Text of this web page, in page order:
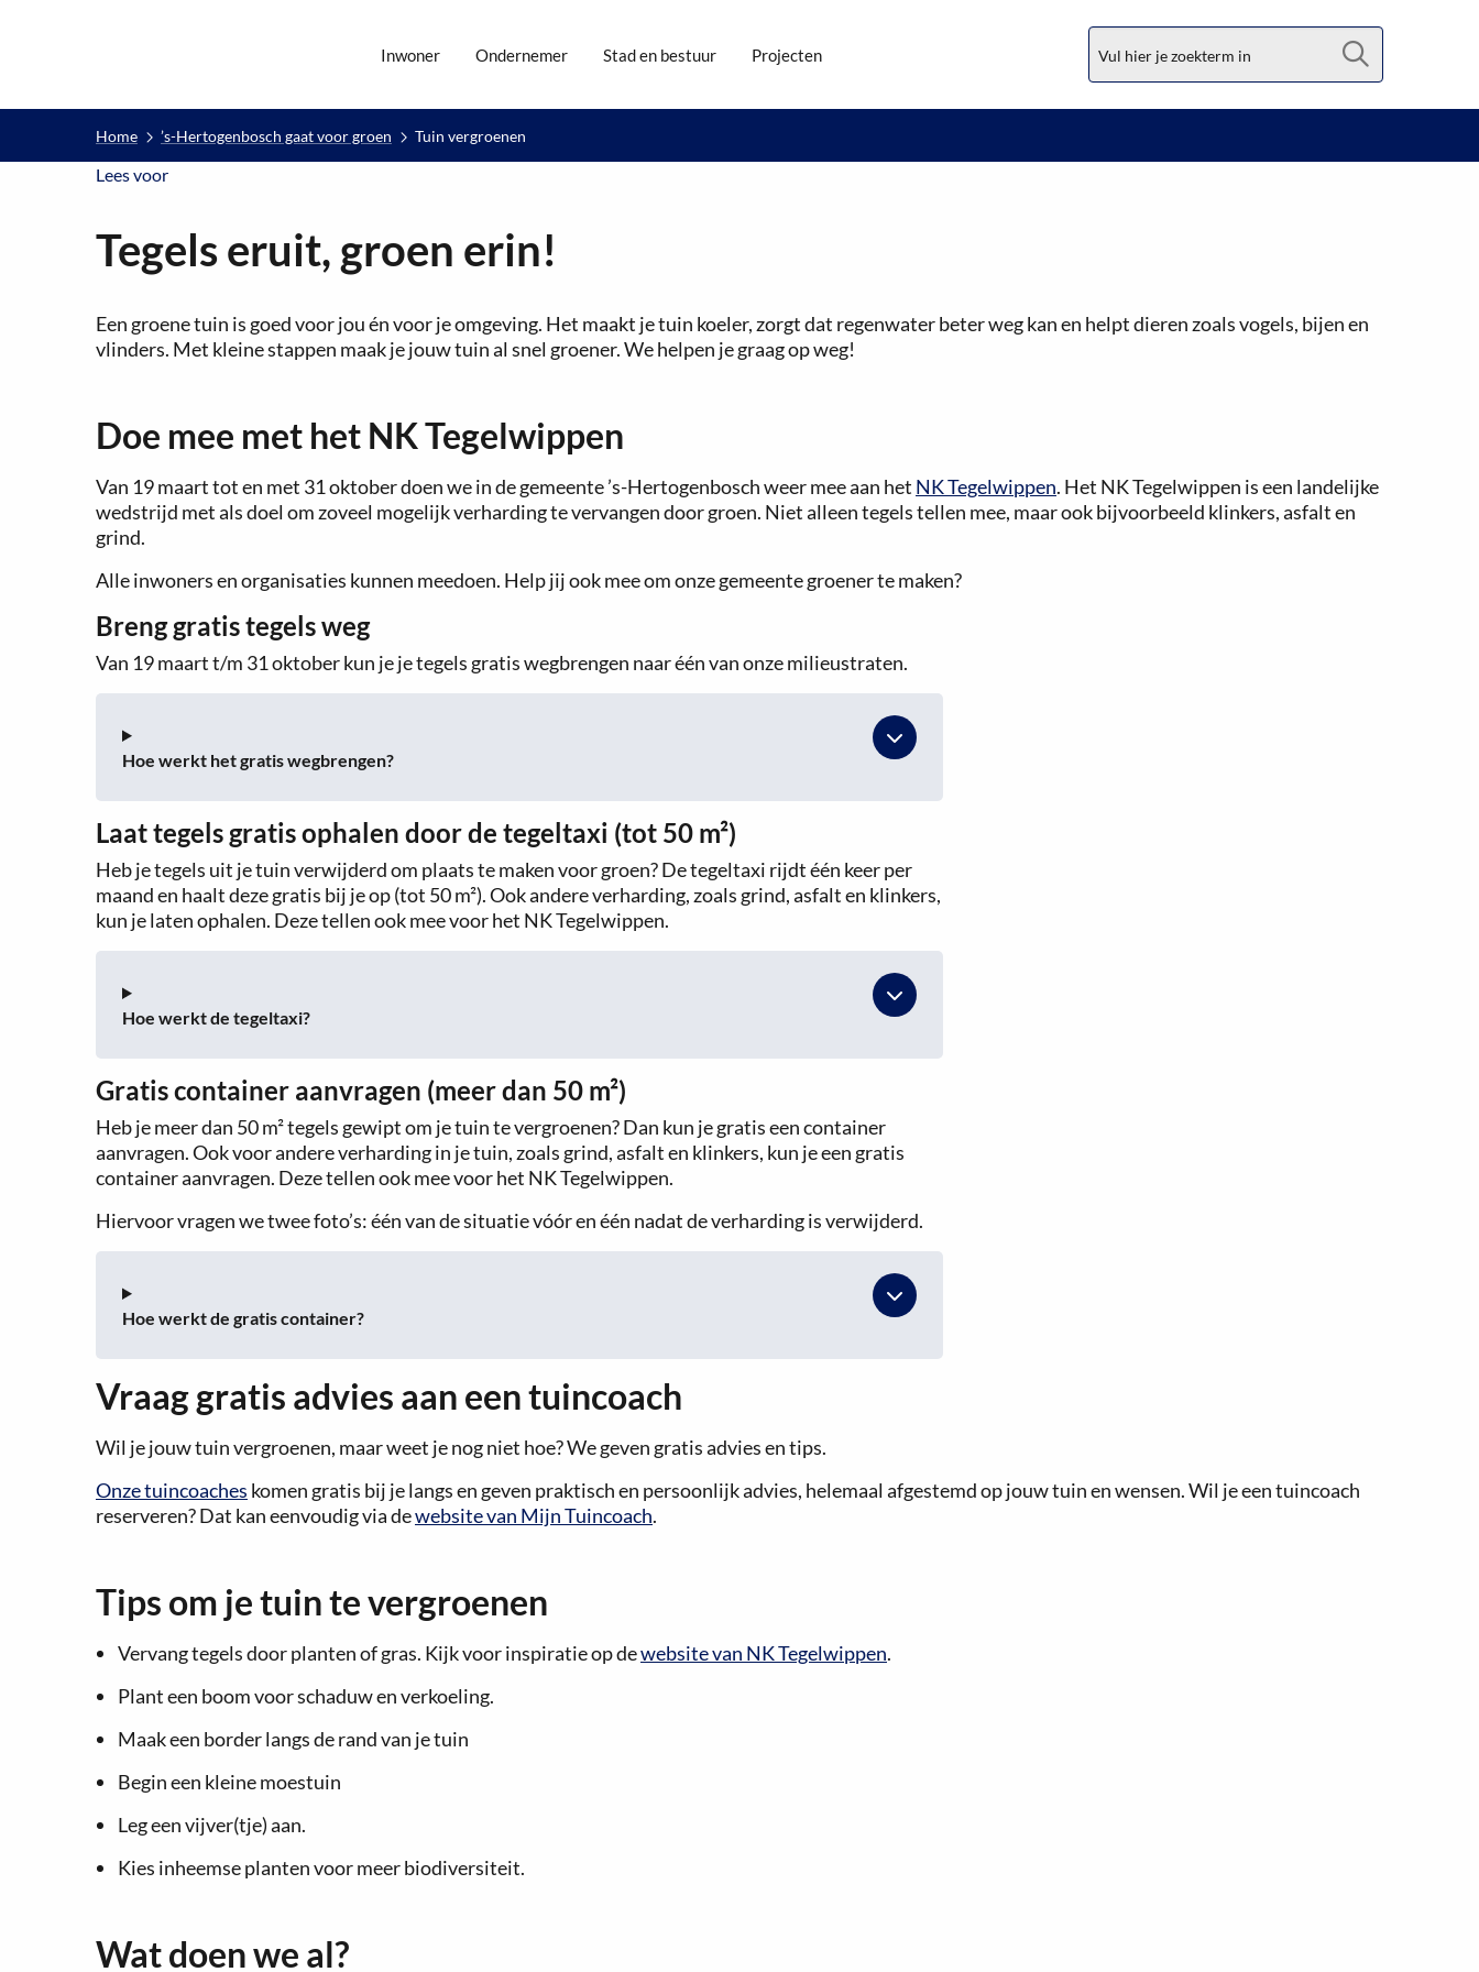
Inwoner Ondernemer Stad en bestuur Projecten
Home ’s-Hertogenbosch gaat voor groen Tuin vergroenen
Lees voorLees voor
Tegels eruit, groen erin!
Een groene tuin is goed voor jou én voor je omgeving. Het maakt je tuin koeler, zorgt dat regenwater beter weg kan en helpt dieren zoals vogels, bijen en
vlinders. Met kleine stappen maak je jouw tuin al snel groener. We helpen je graag op weg!
Doe mee met het NK Tegelwippen
Van 19 maart tot en met 31 oktober doen we in de gemeente ’s-Hertogenbosch weer mee aan het NK Tegelwippen. Het NK Tegelwippen is een landelijke
wedstrijd met als doel om zoveel mogelijk verharding te vervangen door groen. Niet alleen tegels tellen mee, maar ook bijvoorbeeld klinkers, asfalt en
grind.
Alle inwoners en organisaties kunnen meedoen. Help jij ook mee om onze gemeente groener te maken?
Breng gratis tegels weg
Van 19 maart t/m 31 oktober kun je je tegels gratis wegbrengen naar één van onze milieustraten.
Hoe werkt het gratis wegbrengen?
Laat tegels gratis ophalen door de tegeltaxi (tot 50 m²)
Heb je tegels uit je tuin verwijderd om plaats te maken voor groen? De tegeltaxi rijdt één keer per
maand en haalt deze gratis bij je op (tot 50 m²). Ook andere verharding, zoals grind, asfalt en klinkers,
kun je laten ophalen. Deze tellen ook mee voor het NK Tegelwippen.
Hoe werkt de tegeltaxi?
Gratis container aanvragen (meer dan 50 m²)
Heb je meer dan 50 m² tegels gewipt om je tuin te vergroenen? Dan kun je gratis een container
aanvragen. Ook voor andere verharding in je tuin, zoals grind, asfalt en klinkers, kun je een gratis
container aanvragen. Deze tellen ook mee voor het NK Tegelwippen.
Hiervoor vragen we twee foto’s: één van de situatie vóór en één nadat de verharding is verwijderd.
Hoe werkt de gratis container?
Vraag gratis advies aan een tuincoach
Wil je jouw tuin vergroenen, maar weet je nog niet hoe? We geven gratis advies en tips.
Onze tuincoaches komen gratis bij je langs en geven praktisch en persoonlijk advies, helemaal afgestemd op jouw tuin en wensen. Wil je een tuincoach
reserveren? Dat kan eenvoudig via dewebsite van Mijn Tuincoach.
Tips om je tuin te vergroenen
Vervang tegels door planten of gras. Kijk voor inspiratie op dewebsite van NK Tegelwippen.
Plant een boom voor schaduw en verkoeling.
Maak een border langs de rand van je tuin
Begin een kleine moestuin
Leg een vijver(tje) aan.
Kies inheemse planten voor meer biodiversiteit.
Wat doen we al?